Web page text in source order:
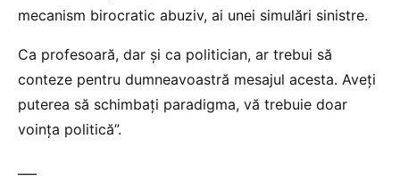
mecanism birocratic abuziv, ai unei simulări sinistre.
Ca profesoară, dar şi ca politician, ar trebui să
conteze pentru dumneavoastră mesajul acesta. Aveţi
puterea să schimbaţi paradigma, vă trebuie doar
voinţa politică”.